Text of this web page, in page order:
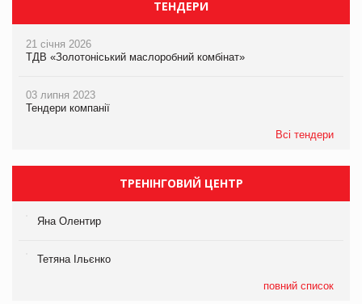
ТЕНДЕРИ
21 січня 2026
ТДВ «Золотоніський маслоробний комбінат»
03 липня 2023
Тендери компанії
Всі тендери
ТРЕНІНГОВИЙ ЦЕНТР
Яна Олентир
Тетяна Ільєнко
повний список